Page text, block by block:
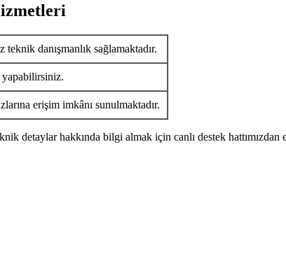
danışmanlık sağlamaktadır.
erişim imkânı sunulmaktadır.
detaylar hakkında bilgi almak için canlı destek